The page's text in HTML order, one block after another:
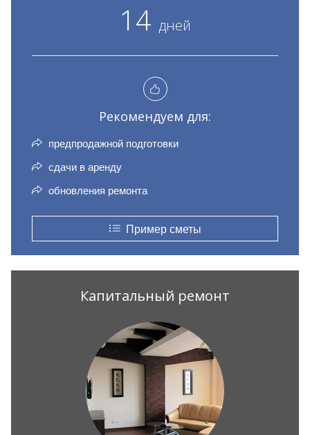
14 дней
Рекомендуем для:
предпродажной подготовки
сдачи в аренду
обновления ремонта
Пример сметы
Капитальный ремонт